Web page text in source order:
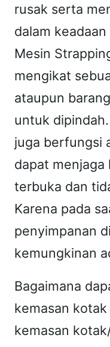
p
p
i
n
g
a
c
h
i
"
P
W
E
R
rusak serta
dalam
Mesin
mengikat
ataupun
untuk
juga berfungsi
dapat menjaga
terbuka dan
Karena pada
penyimpanan
kemungkinan
Bagaimana
kemasan
kemasan